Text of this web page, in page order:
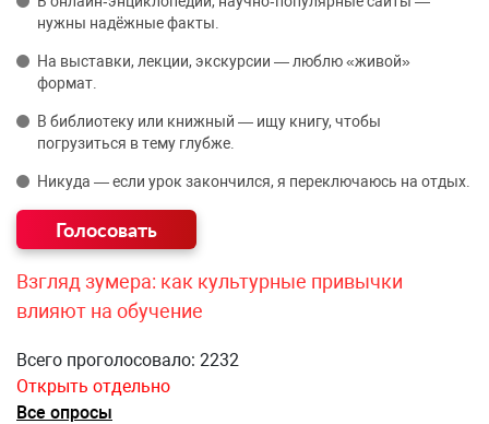
нужны надёжные факты.
На выставки, лекции, экскурсии — люблю «живой»
формат.
В библиотеку или книжный — ищу книгу, чтобы
погрузиться в тему глубже.
Никуда — если урок закончился, я переключаюсь на отдых.
Взгляд зумера: как культурные привычки
влияют на обучение
Всего проголосовало: 2232
Открыть отдельно
Все опросы